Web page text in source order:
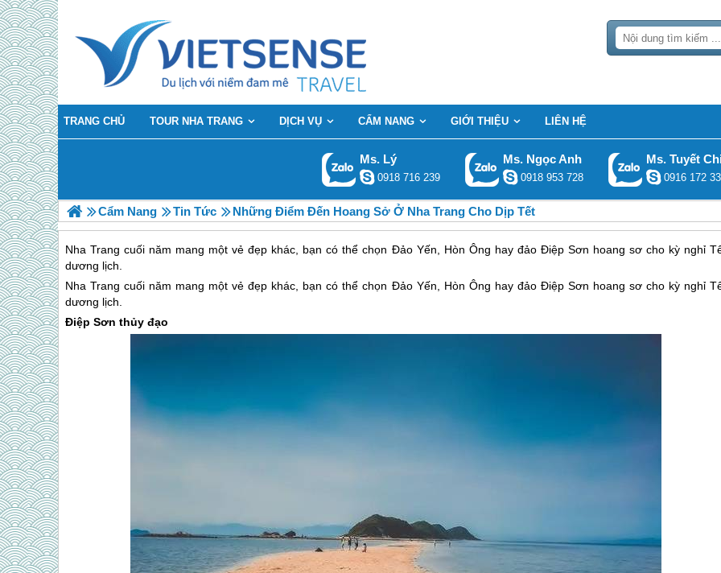
TRANG CHỦ TOUR NHA TRANG DỊCH VỤ CẨM NANG GIỚI THIỆU LIÊN HỆ
Ms. Lý
0918 716 239
Ms. Ngọc Anh
0918 953 728
Ms. Tuyết
0916 172
Cẩm Nang Tin Tức Những Điểm Đến Hoang Sở Ở Nha Trang Cho Dịp Tết
Nha Trang cuối năm mang một vẻ đẹp khác, bạn có thể chọn Đảo Yến, Hòn Ông hay đảo Điệp Sơn hoang sơ cho kỳ nghỉ
dương lịch.
Nha Trang cuối năm mang một vẻ đẹp khác, bạn có thể chọn Đảo Yến, Hòn Ông hay đảo Điệp Sơn hoang sơ cho kỳ nghỉ
dương lịch.
Điệp Sơn thủy đạo